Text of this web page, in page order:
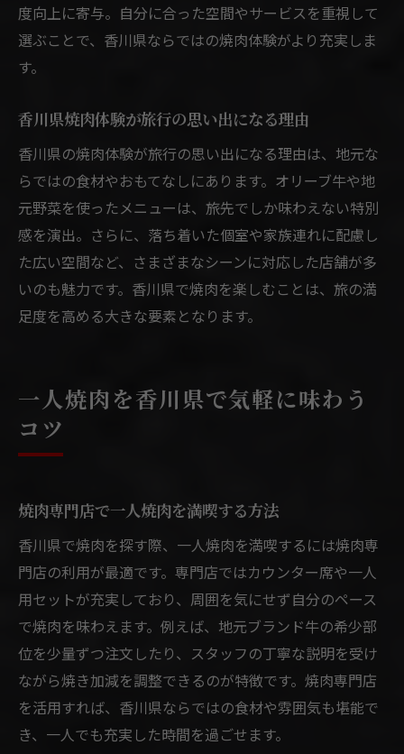
度向上に寄与。自分に合った空間やサービスを重視して
選ぶことで、香川県ならではの焼肉体験がより充実しま
す。
香川県焼肉体験が旅行の思い出になる理由
香川県の焼肉体験が旅行の思い出になる理由は、地元な
らではの食材やおもてなしにあります。オリーブ牛や地
元野菜を使ったメニューは、旅先でしか味わえない特別
感を演出。さらに、落ち着いた個室や家族連れに配慮し
た広い空間など、さまざまなシーンに対応した店舗が多
いのも魅力です。香川県で焼肉を楽しむことは、旅の満
足度を高める大きな要素となります。
一人焼肉を香川県で気軽に味わう
コツ
焼肉専門店で一人焼肉を満喫する方法
香川県で焼肉を探す際、一人焼肉を満喫するには焼肉専
門店の利用が最適です。専門店ではカウンター席や一人
用セットが充実しており、周囲を気にせず自分のペース
で焼肉を味わえます。例えば、地元ブランド牛の希少部
位を少量ずつ注文したり、スタッフの丁寧な説明を受け
ながら焼き加減を調整できるのが特徴です。焼肉専門店
を活用すれば、香川県ならではの食材や雰囲気も堪能で
き、一人でも充実した時間を過ごせます。